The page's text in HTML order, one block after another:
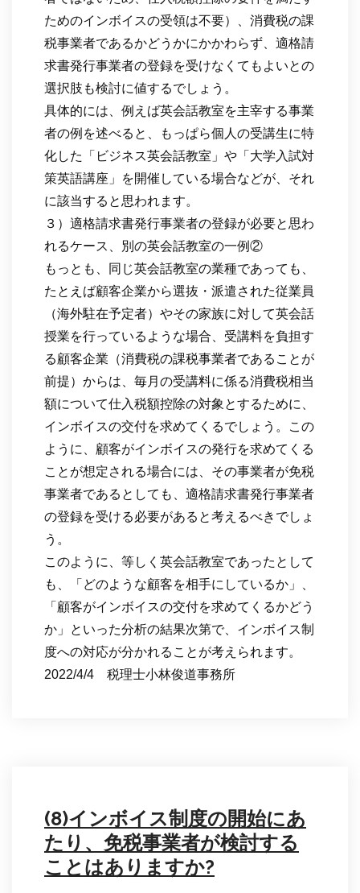
ためのインボイスの受領は不要）、消費税の課
税事業者であるかどうかにかかわらず、適格請
求書発行事業者の登録を受けなくてもよいとの
選択肢も検討に値するでしょう。
具体的には、例えば英会話教室を主宰する事業
者の例を述べると、もっぱら個人の受講生に特
化した「ビジネス英会話教室」や「大学入試対
策英語講座」を開催している場合などが、それ
に該当すると思われます。
３）適格請求書発行事業者の登録が必要と思わ
れるケース、別の英会話教室の一例②
もっとも、同じ英会話教室の業種であっても、
たとえば顧客企業から選抜・派遣された従業員
（海外駐在予定者）やその家族に対して英会話
授業を行っているような場合、受講料を負担す
る顧客企業（消費税の課税事業者であることが
前提）からは、毎月の受講料に係る消費税相当
額について仕入税額控除の対象とするために、
インボイスの交付を求めてくるでしょう。この
ように、顧客がインボイスの発行を求めてくる
ことが想定される場合には、その事業者が免税
事業者であるとしても、適格請求書発行事業者
の登録を受ける必要があると考えるべきでしょ
う。
このように、等しく英会話教室であったとして
も、「どのような顧客を相手にしているか」、
「顧客がインボイスの交付を求めてくるかどう
か」といった分析の結果次第で、インボイス制
度への対応が分かれることが考えられます。
2022/4/4 税理士小林俊道事務所
(8)インボイス制度の開始にあ
たり、免税事業者が検討する
ことはありますか?